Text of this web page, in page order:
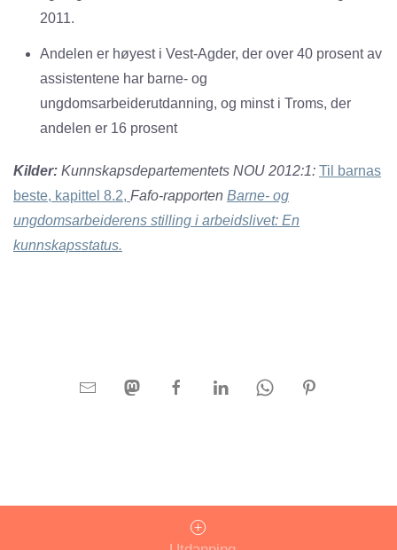
2011.
Andelen er høyest i Vest-Agder, der over 40 prosent av
assistentene har barne- og
ungdomsarbeiderutdanning, og minst i Troms, der
andelen er 16 prosent
Kilder: Kunnskapsdepartementets NOU 2012:1: Til barnas
beste, kapittel 8.2, Fafo-rapporten Barne- og
ungdomsarbeiderens stilling i arbeidslivet: En
kunnskapsstatus.